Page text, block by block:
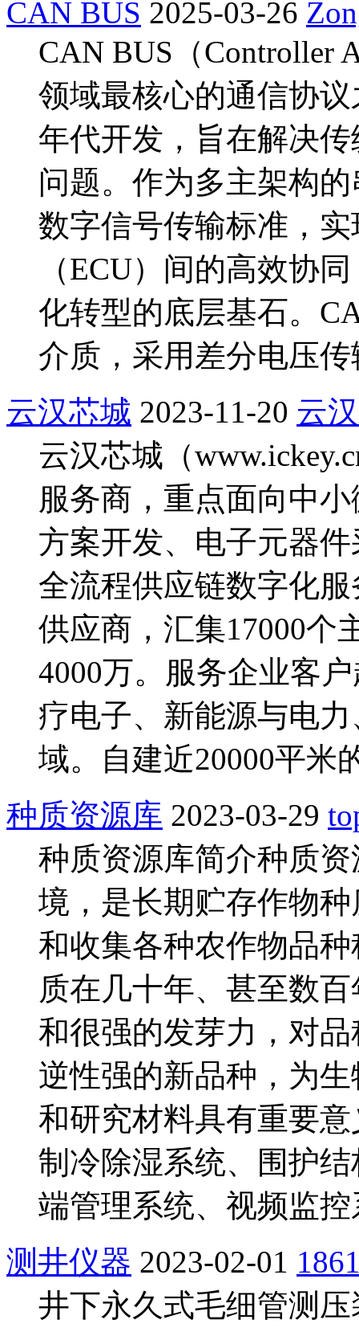
CAN BUS 2025-03-26
CAN BUS（Controller
领域最核心的通信协
年代开发，旨在解决
问题。作为多主架构
数字信号传输标准，
（ECU）间的高效协
化转型的底层基石。
介质，采用差分电压
云汉芯城 2023-11-20 云
云汉芯城（
服务商，重点面向中
方案开发、电子元器
全流程供应链数字化
供应商，汇集17000个
4000万。服务企业客
疗电子、新能源与电
域。自建近20000平米
种质资源库 2023-03-29
种质资源库简介种质
境，是长期贮存作物
和收集各种农作物品
质在几十年、甚至数
和很强的发芽力，对
逆性强的新品种，为
和研究材料具有重要
制冷除湿系统、围护
端管理系统、视频监
测井仪器 2023-02-01
井下永久式毛细管测